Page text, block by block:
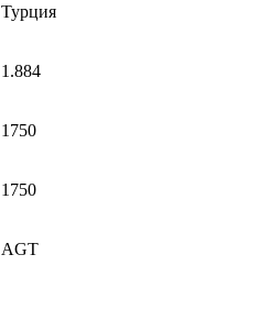
Турция
1.884
1750
1750
AGT